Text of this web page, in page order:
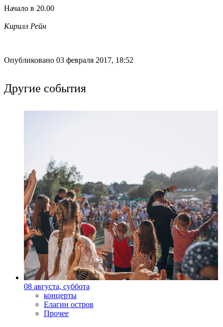
Начало в 20.00
Кирилл Рейн
Опубликовано 03 февраля 2017, 18:52
Другие события
08 августа, суббота
концерты
Елагин остров
Прочее